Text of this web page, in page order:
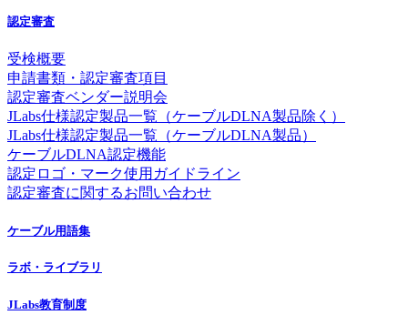
認定審査
受検概要
申請書類・認定審査項目
認定審査ベンダー説明会
JLabs仕様認定製品一覧（ケーブルDLNA製品除く）
JLabs仕様認定製品一覧（ケーブルDLNA製品）
ケーブルDLNA認定機能
認定ロゴ・マーク使用ガイドライン
認定審査に関するお問い合わせ
ケーブル用語集
ラボ・ライブラリ
JLabs教育制度